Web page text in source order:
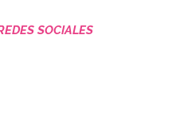
SOCIALES